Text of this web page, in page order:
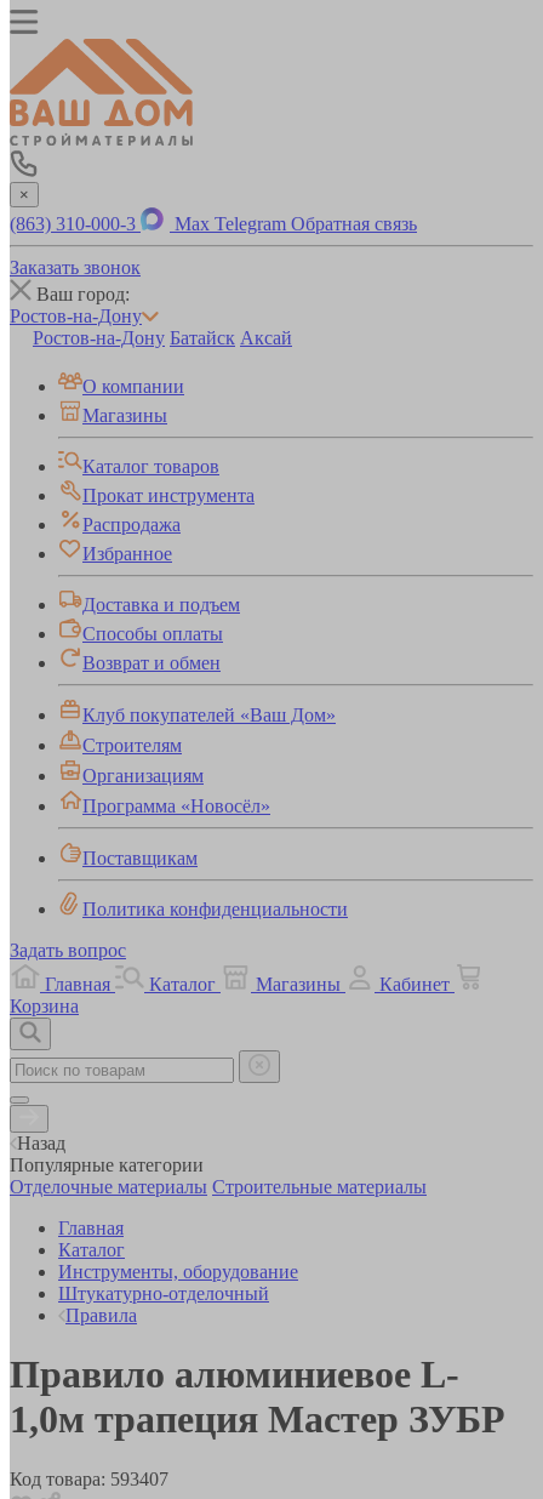
×
(863) 310-000-3 Max Telegram Обратная связь
Заказать звонок
Ваш город:
Ростов-на-Дону
Ростов-на-Дону Батайск Аксай
О компании
Магазины
Каталог товаров
Прокат инструмента
Распродажа
Избранное
Доставка и подъем
Способы оплаты
Возврат и обмен
Клуб покупателей «Ваш Дом»
Строителям
Организациям
Программа «Новосёл»
Поставщикам
Политика конфиденциальности
Задать вопрос
Главная
Каталог Магазины
Кабинет
Корзина
Назад
Популярные категории
Отделочные материалы Строительные материалы
Главная
Каталог
Инструменты, оборудование
Штукатурно-отделочный
Правила
Правило алюминиевое L-
1,0м трапеция Мастер ЗУБР
Код товара: 593407